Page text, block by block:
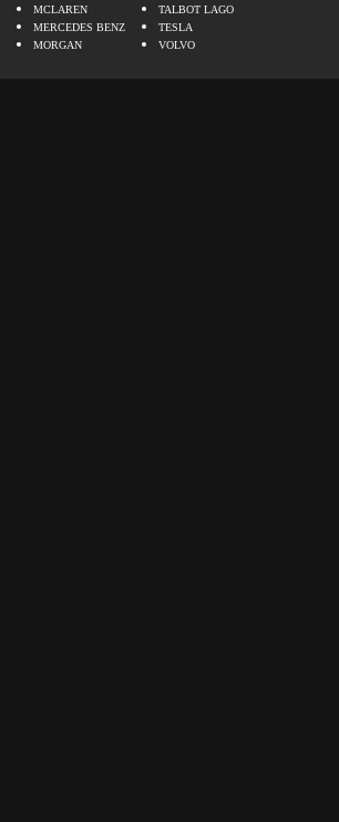
MCLAREN
MERCEDES BENZ
MORGAN
TALBOT LAGO
TESLA
VOLVO